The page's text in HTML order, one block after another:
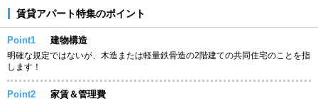
賃貸アパート特集のポイント
Point1 建物構造
明確な規定ではないが、木造または軽量鉄骨造の2階建ての共同住宅のことを指
します！
Point2 家賃＆管理費